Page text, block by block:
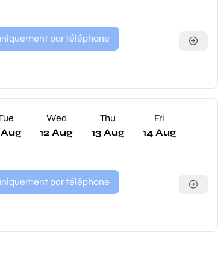
par téléphone
Aug
Wed
12 Aug
Thu
13 Aug
Fri
14 Aug
par téléphone